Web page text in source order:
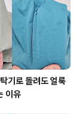
기로 돌려도 얼룩
이유